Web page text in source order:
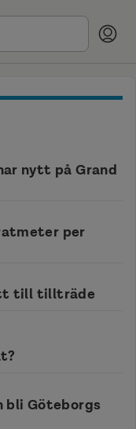
nytt på Grand
per
till tillträde
bli Göteborgs